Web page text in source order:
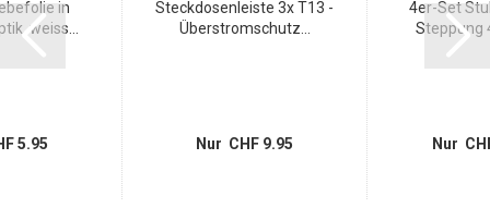
in
weiss...
5.95
Steckdosenleiste 3x T13 -
Überstromschutz...
Nur CHF 9.95
4er-Set
Steppung
Nur